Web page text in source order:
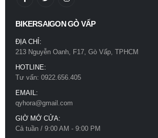
BIKERSAIGON GÒ VẤP
ĐỊA CHỈ:
213 Nguyễn Oanh, F17, Gò Vấp, TPHCM
HOTLINE:
Tư vấn: 0922.656.405
EMAIL:
qyhora@gmail.com
GIỜ MỞ CỬA:
Cả tuần / 9:00 AM - 9:00 PM